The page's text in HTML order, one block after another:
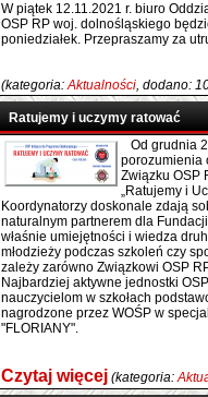
W piątek 12.11.2021 r. biuro
OSP RP woj. dolnośląskiego
poniedziałek. Przepraszamy za
(kategoria:Aktualności, dodano:
Ratujemy i uczymy ratować
Od grudnia
porozumienia
Związku OSP
„Ratujemy i
Koordynatorzy doskonale zdają
naturalnym partnerem dla
właśnie umiejętności i wiedza
młodzieży podczas szkoleń czy
zależy zarówno Związkowi OSP
Najbardziej aktywne jednostki
nauczycielom w szkołach
nagrodzone przez WOŚP w
"FLORIANY".
Czytaj więcej (kategoria: